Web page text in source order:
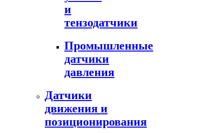
и
тензодатчики
Промышленные
датчики
давления
Датчики
движения и
позиционирования